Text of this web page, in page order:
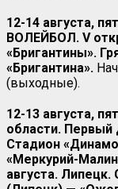
12-14 августа,
ВОЛЕЙБОЛ. V
«Бригантины».
«Бригантина».
(выходные).
12-13 августа,
области. Первый
Стадион
«Меркурий-
августа.